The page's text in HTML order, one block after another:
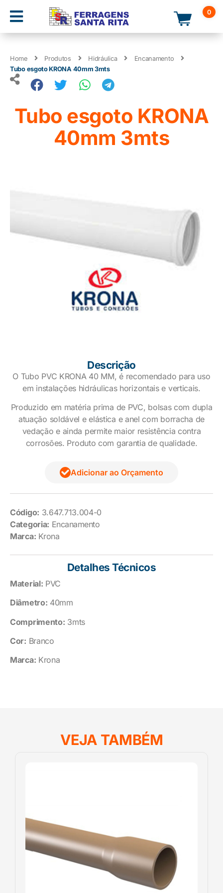
0
Home Produtos Hidráulica
Encanamento
Tubo esgoto KRONA 40mm 3mts
Tubo esgoto KRONA
40mm 3mts
Descrição
O Tubo PVC KRONA 40 MM, é recomendado para uso
em instalações hidráulicas horizontais e verticais.
Produzido em matéria prima de PVC, bolsas com dupla
atuação soldável e elástica e anel com borracha de
vedação e ainda permite maior resistência contra
corrosões. Produto com garantia de qualidade.
Adicionar ao Orçamento
Código: 3.647.713.004-0
Categoria: Encanamento
Marca: Krona
Detalhes Técnicos
Material: PVC
Diâmetro: 40mm
Comprimento: 3mts
Cor: Branco
Marca: Krona
VEJA TAMBÉM